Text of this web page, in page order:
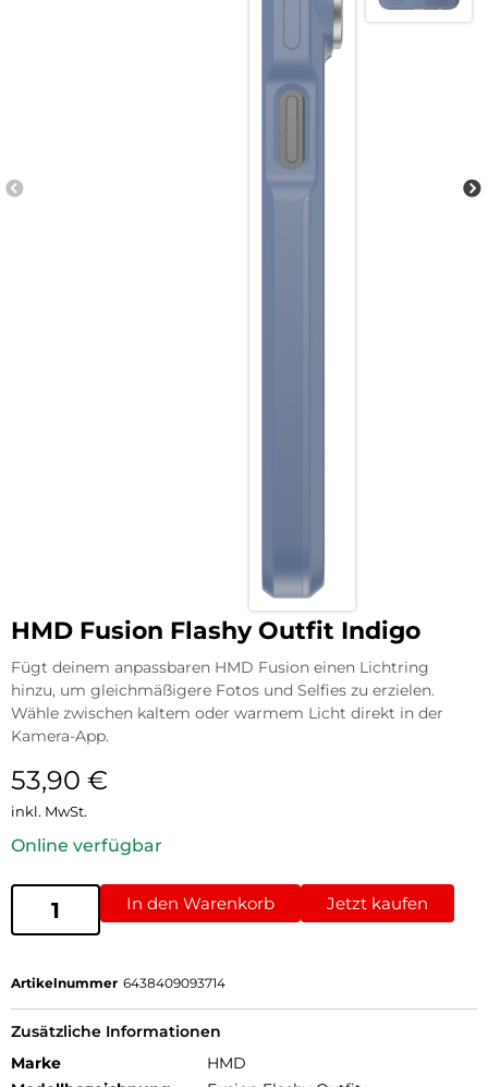
HMD Fusion Flashy Outfit Indigo
Fügt deinem anpassbaren HMD Fusion einen Lichtring
hinzu, um gleichmäßigere Fotos und Selfies zu erzielen.
Wähle zwischen kaltem oder warmem Licht direkt in der
Kamera-App.
53,90 €
inkl. MwSt.
Online verfügbar
In den Warenkorb Jetzt kaufen
Artikelnummer 6438409093714
Zusätzliche Informationen
Marke
HMD